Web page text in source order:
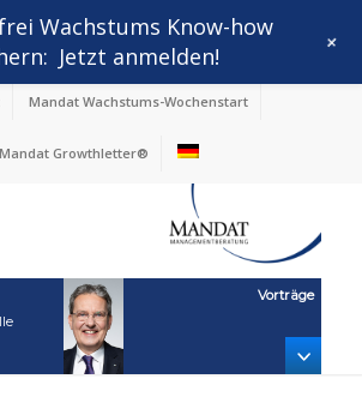
Mandat Wachstums-Wochenstart
Mandat Growthletter®
Vorträge
Wachstums Know-how
Jetzt anmelden! +